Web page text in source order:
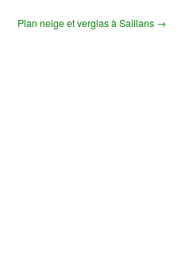
Plan neige et verglas à Saillans →